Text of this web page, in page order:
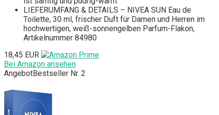
LIEFERUMFANG & DETAILS – NIVEA SUN Eau de
Toilette, 30 ml, frischer Duft für Damen und Herren im
hochwertigen, weiß-sonnengelben Parfum-Flakon,
Artikelnummer 84980
18,45 EUR
Bei Amazon ansehen
AngebotBestseller Nr. 2